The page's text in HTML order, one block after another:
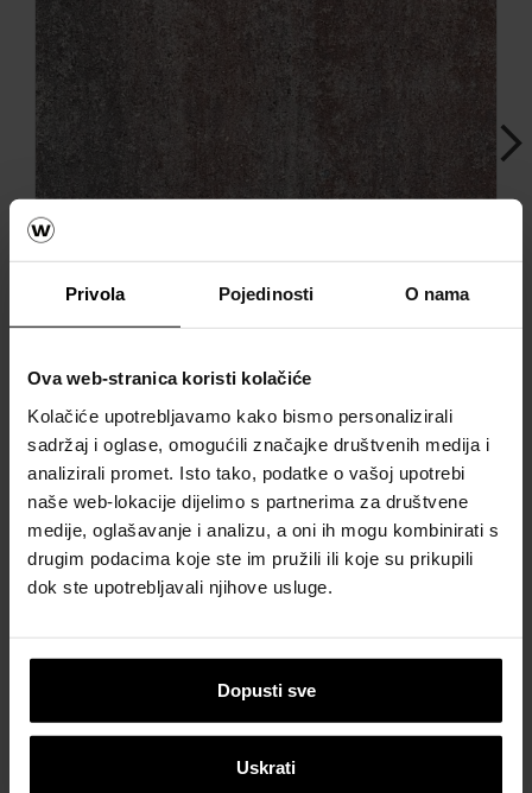
Privola Pojedinosti O nama
Ova web-stranica koristi kolačiće
Kolačiće upotrebljavamo kako bismo personalizirali
sadržaj i oglase, omogućili značajke društvenih medija i
analizirali promet. Isto tako, podatke o vašoj upotrebi
naše web-lokacije dijelimo s partnerima za društvene
medije, oglašavanje i analizu, a oni ih mogu kombinirati s
drugim podacima koje ste im pružili ili koje su prikupili
dok ste upotrebljavali njihove usluge.
Dopusti sve
Uskrati
prošarana
Next
Dodatni elementi